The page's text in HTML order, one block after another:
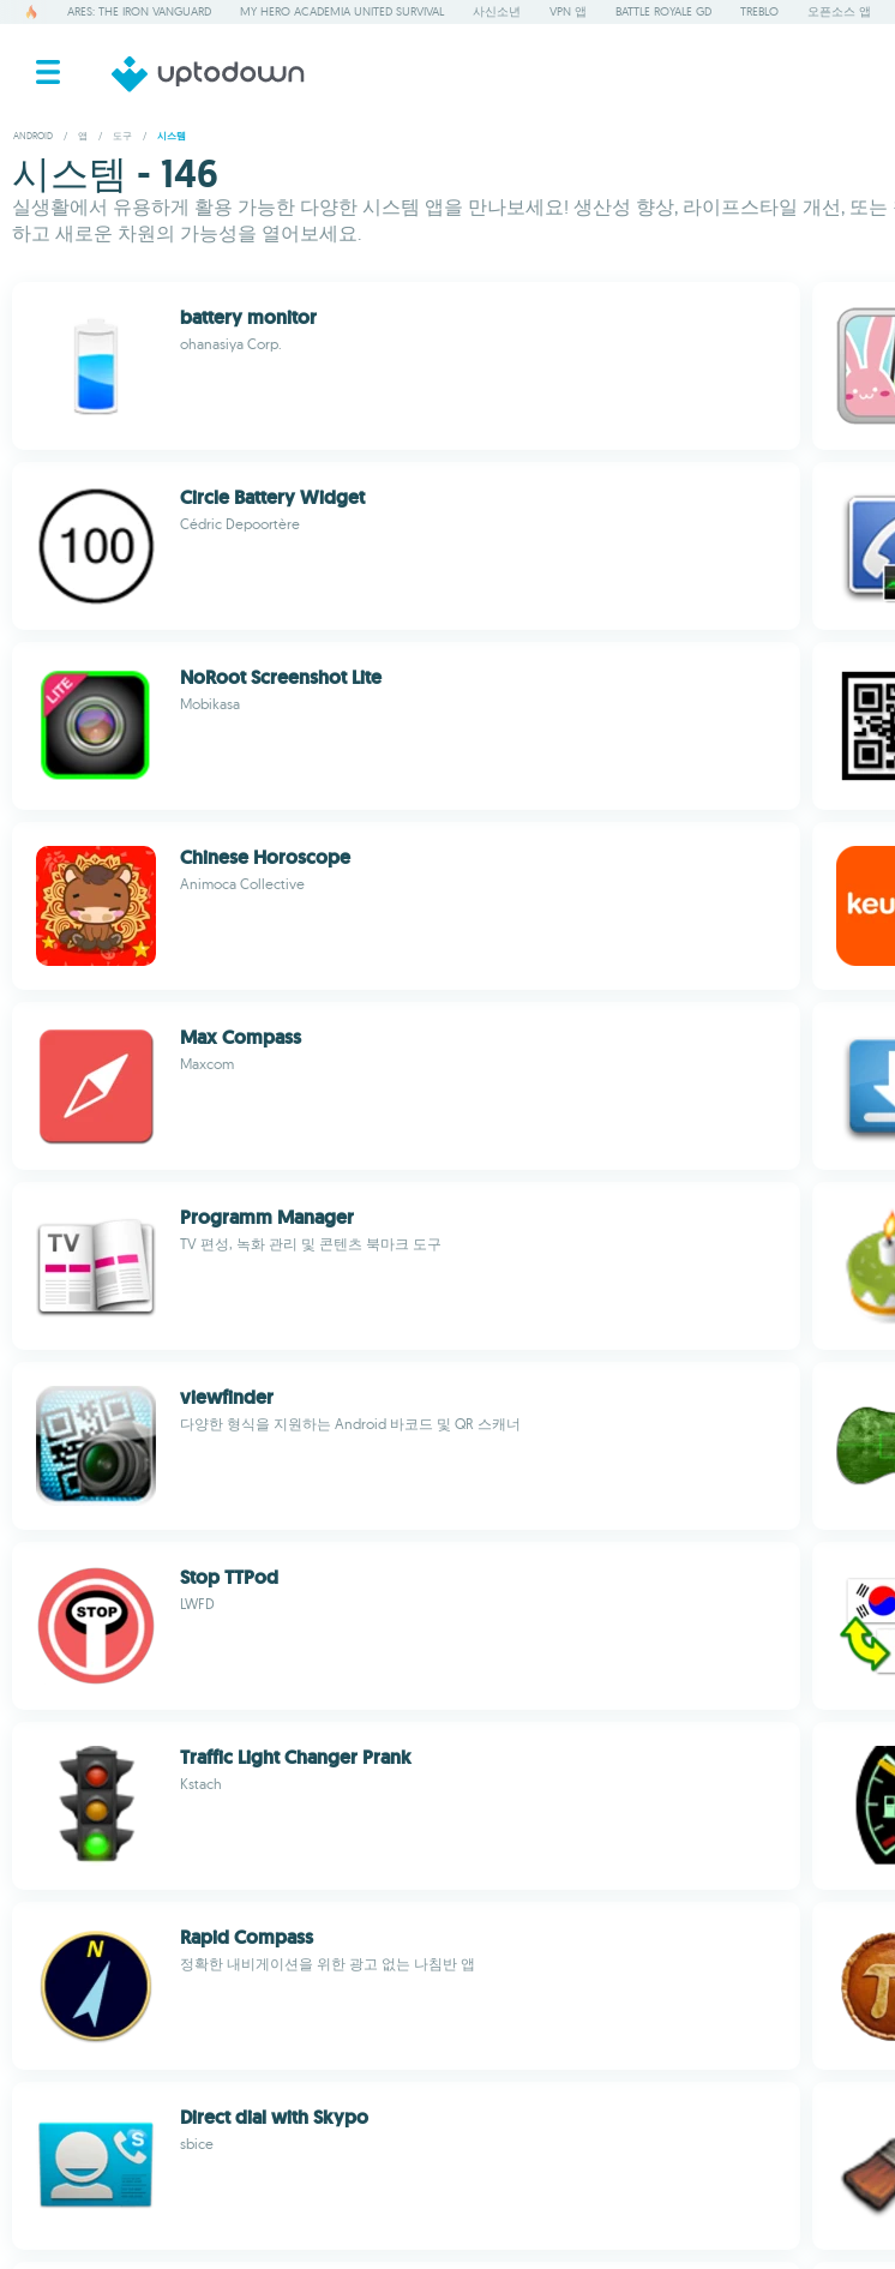
ARES: THE IRON VANGUARD MY HERO ACADEMIA UNITED SURVIVAL 사신소년 VPN 앱 BATTLE ROYALE GD TREBLO 오픈소스 앱
ANDROID / 앱 / 도구 / 시스템
시스템 - 146
실생활에서 유용하게 활용 가능한 다양한 시스템 앱을 만나보세요! 생산성 향상, 라이프스타일 개선,
하고 새로운 차원의 가능성을 열어보세요.
battery monitor
ohanasiya Corp.
Circle Battery Widget
Cédric Depoortère
NoRoot Screenshot Lite
Mobikasa
Chinese Horoscope
Animoca Collective
Max Compass
Maxcom
Programm Manager
TV 편성, 녹화 관리 및 콘텐츠 북마크 도구
viewfinder
다양한 형식을 지원하는 Android 바코드 및 QR 스캐너
Stop TTPod
LWFD
Traffic Light Changer Prank
Kstach
Rapid Compass
정확한 내비게이션을 위한 광고 없는 나침반 앱
Direct dial with Skypo
sbice